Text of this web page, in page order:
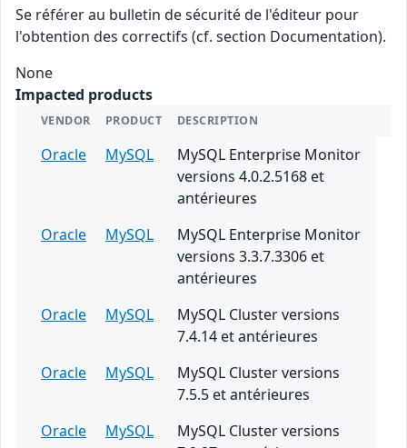
Se référer au bulletin de sécurité de l'éditeur pour
l'obtention des correctifs (cf. section Documentation).
None
Impacted products
VENDOR PRODUCT DESCRIPTION
Oracle MySQL
MySQL Enterprise Monitor
versions 4.0.2.5168 et
antérieures
Oracle
MySQL
MySQL Enterprise Monitor
versions 3.3.7.3306 et
antérieures
Oracle
MySQL
MySQL Cluster versions
7.4.14 et antérieures
Oracle
MySQL
MySQL Cluster versions
7.5.5 et antérieures
Oracle
MySQL
MySQL Cluster versions